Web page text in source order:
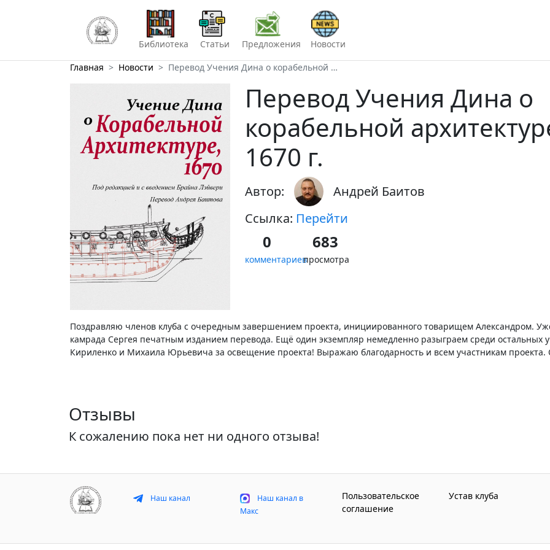
Библиотека Статьи Предложения Новости
Главная Новости Перевод Учения Дина о корабельной …
Перевод Учения Дина о
корабельной
1670 г.
Автор:
Андрей Баитов
Ссылка: Перейти
0
комментариев
683
просмотра
Поздравляю членов клуба с очередным завершением проекта, инициированного товарищем Александром.
камрада Сергея печатным изданием перевода. Ещё один экземпляр немедленно разыграем среди остальных
Кириленко и Михаила Юрьевича за освещение проекта! Выражаю благодарность и всем участникам
Отзывы
К сожалению пока нет ни одного отзыва!
Наш канал
Наш канал в
Макс
Пользовательское
соглашение
Устав клуба